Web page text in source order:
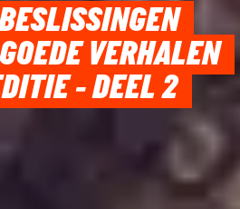
VERHALEN
- DEEL 2